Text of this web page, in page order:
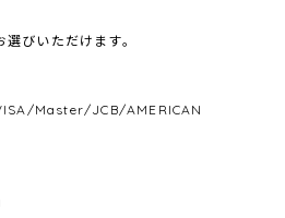
びいただけます。
Master/JCB/AMERICAN